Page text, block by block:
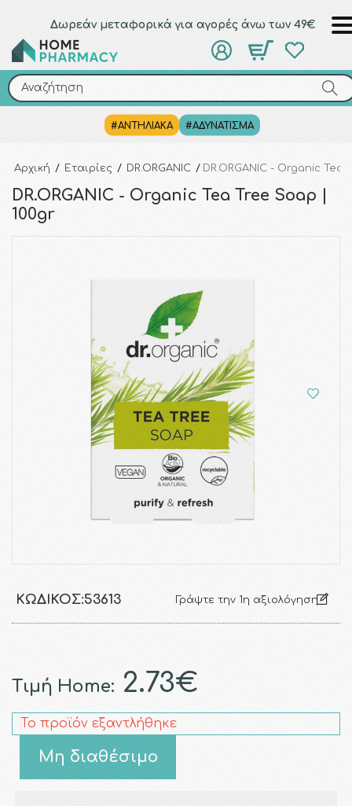
Δωρεάν μεταφορικά για αγορές άνω των 49€
Αναζήτηση
#ΑΝΤΗΛΙΑΚΑ #ΑΔΥΝΑΤΙΣΜΑ
Αναζήτηση
Αρχική / Εταιρίες / DR.ORGANIC / DR.ORGANIC - Organic Tea
DR.ORGANIC - Organic Tea Tree Soap |
100gr
ΚΩΔΙΚΌΣ:53613 Γράψτε την 1η αξιολόγηση
Τιμή Home: 2.73€
Το προϊόν εξαντλήθηκε
Μη διαθέσιμο